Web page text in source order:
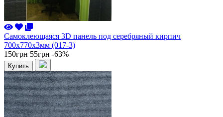
Самоклеющаяся 3D панель под серебряный кирпич
700x770x3мм (017-3)
150грн 55грн -63%
Купить